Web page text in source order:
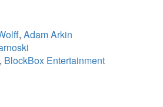
, Adam Arkin
, BlockBox Entertainment